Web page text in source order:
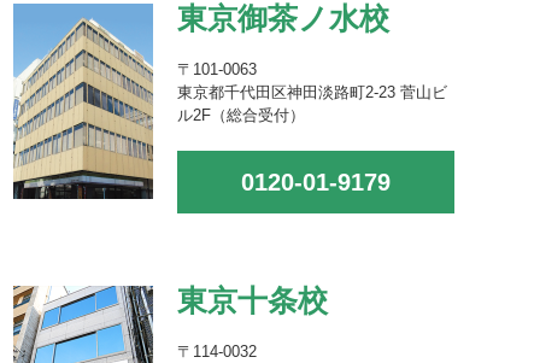
東京御茶ノ水校
〒101-0063
東京都千代田区神田淡路町2-23 菅山ビ
ル2F（総合受付）
0120-01-9179
東京十条校
〒114-0032